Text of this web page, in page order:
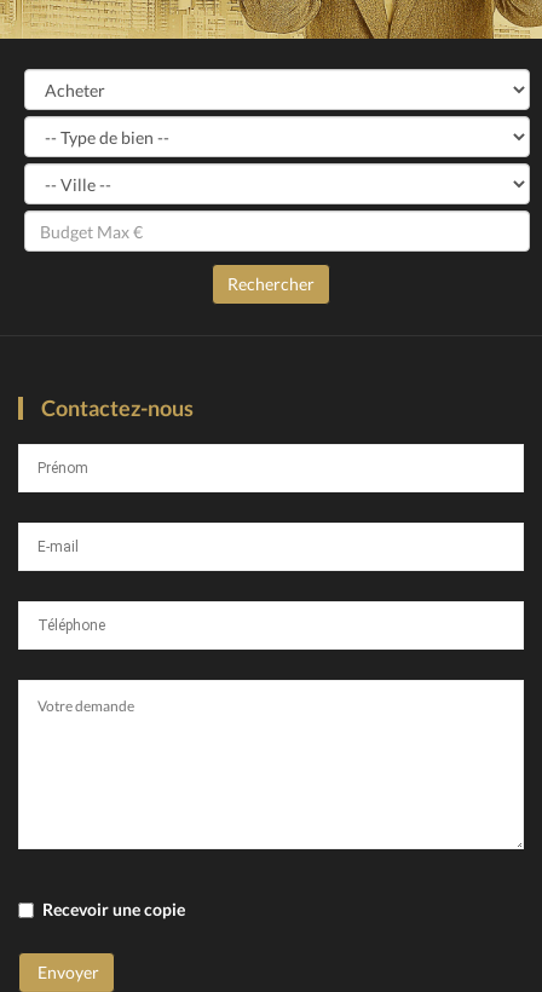
Contactez-nous
Recevoir une copie